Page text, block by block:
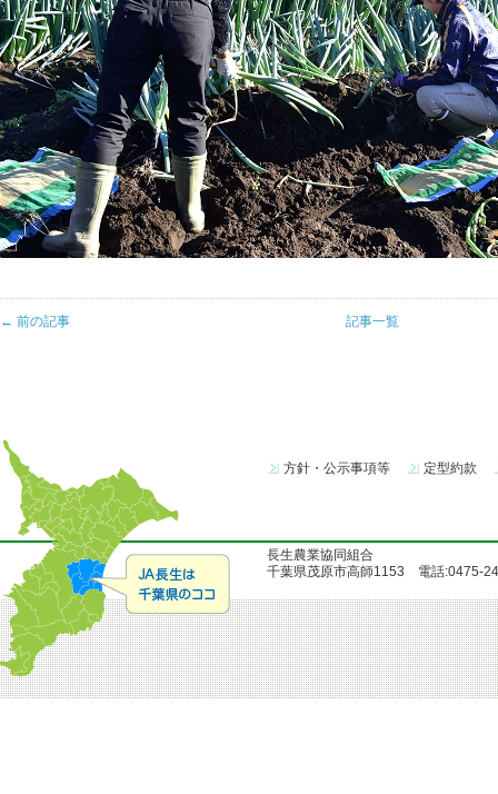
← 前の記事 記事一覧
方針・公示事項等 定型約款
長生農業協同組合
千葉県茂原市高師1153 電話:0475-